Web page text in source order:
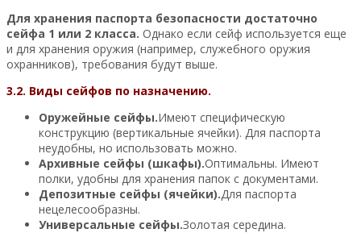
Для хранения паспорта безопасности достаточно
сейфа 1 или 2 класса. Однако если сейф используется еще
и для хранения оружия (например, служебного оружия
охранников), требования будут выше.
3.2. Виды сейфов по назначению.
Оружейные сейфы.Имеют специфическую
конструкцию (вертикальные ячейки). Для паспорта
неудобны, но использовать можно.
Архивные сейфы (шкафы).Оптимальны. Имеют
полки, удобны для хранения папок с документами.
Депозитные сейфы (ячейки).Для паспорта
нецелесообразны.
Универсальные сейфы.Золотая середина.